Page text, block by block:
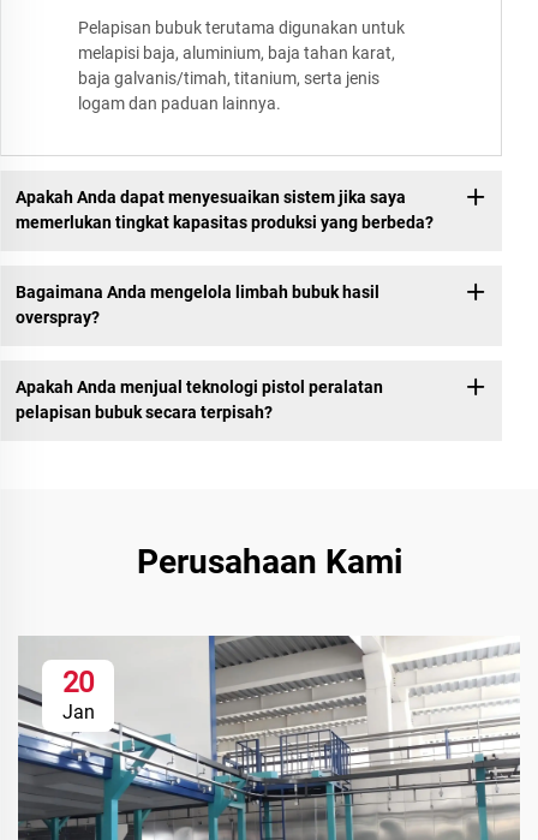
Pelapisan bubuk terutama digunakan untuk
melapisi baja, aluminium, baja tahan karat,
baja galvanis/timah, titanium, serta jenis
logam dan paduan lainnya.
Apakah Anda dapat menyesuaikan sistem jika saya
memerlukan tingkat kapasitas produksi yang berbeda?
Bagaimana Anda mengelola limbah bubuk hasil
overspray?
Apakah Anda menjual teknologi pistol peralatan
pelapisan bubuk secara terpisah?
Perusahaan Kami
20
Jan